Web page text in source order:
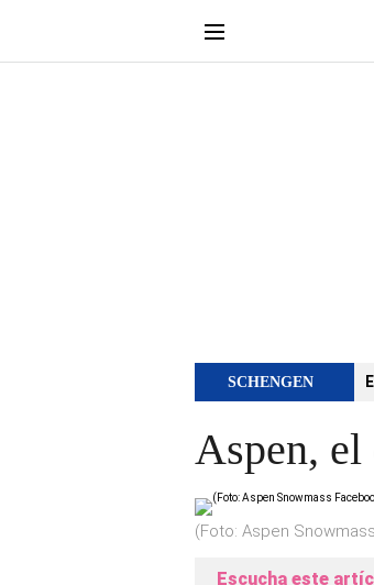
SCHENGEN
Aspen, el
(Foto: Aspen
Escucha este